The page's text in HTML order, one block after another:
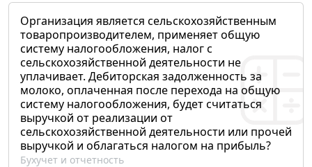
Организация является сельскохозяйственным
товаропроизводителем, применяет общую
систему налогообложения, налог с
сельскохозяйственной деятельности не
уплачивает. Дебиторская задолженность за
молоко, оплаченная после перехода на общую
систему налогообложения, будет считаться
выручкой от реализации от
сельскохозяйственной деятельности или прочей
выручкой и облагаться налогом на прибыль?
Бухучет и отчетность